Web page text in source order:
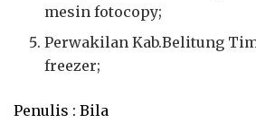
mesin fotocopy;
Perwakilan Kab.Belitung
freezer;
Penulis : Bila